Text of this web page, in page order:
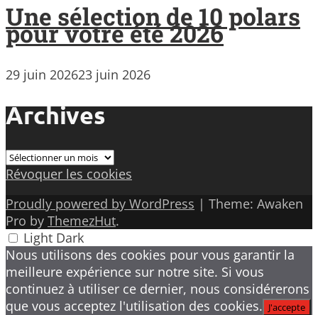
Une sélection de 10 polars
pour votre été 2026
29 juin 202623 juin 2026
Archives
Archives
Révoquer les cookies
Proudly powered by WordPress | Theme: Awaken
Pro by ThemezHut.
Light Dark
Nous utilisons des cookies pour vous garantir la
meilleure expérience sur notre site. Si vous
continuez à utiliser ce dernier, nous considérerons
que vous acceptez l'utilisation des cookies. J'accepte